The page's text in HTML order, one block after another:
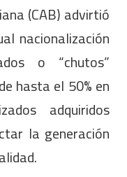
(CAB) advirtió
nacionalización
o “chutos”
hasta el 50% en
adquiridos
la generación